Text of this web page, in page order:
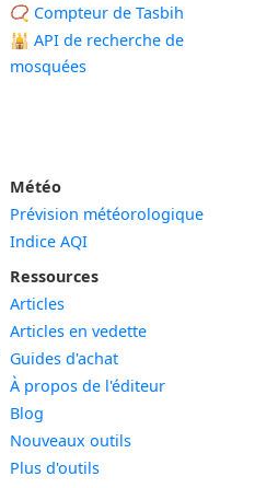
📿 Compteur de Tasbih
🕌 API de recherche de
mosquées
Widget
Météo
Prévision météorologique
Indice AQI
Ressources
Articles
Articles en vedette
Guides d'achat
À propos de l'éditeur
Blog
Nouveaux outils
Plus d'outils